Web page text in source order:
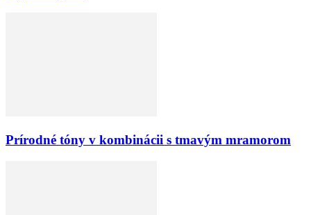
Prírodné tóny v kombinácii s tmavým mramorom